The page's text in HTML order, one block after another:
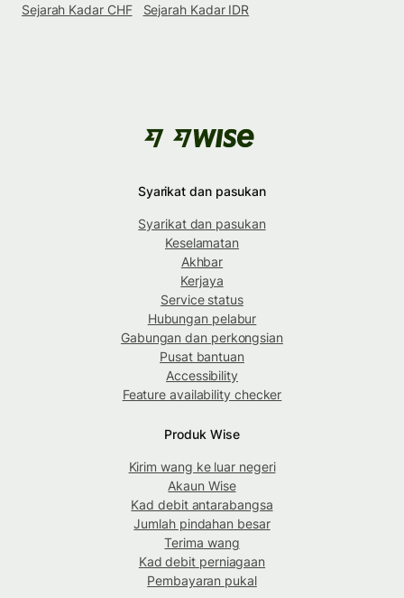
Sejarah Kadar CHF
Sejarah Kadar IDR
Syarikat dan pasukan
Syarikat dan pasukan
Keselamatan
Akhbar
Kerjaya
Service status
Hubungan pelabur
Gabungan dan perkongsian
Pusat bantuan
Accessibility
Feature availability checker
Produk Wise
Kirim wang ke luar negeri
Akaun Wise
Kad debit antarabangsa
Jumlah pindahan besar
Terima wang
Kad debit perniagaan
Pembayaran pukal